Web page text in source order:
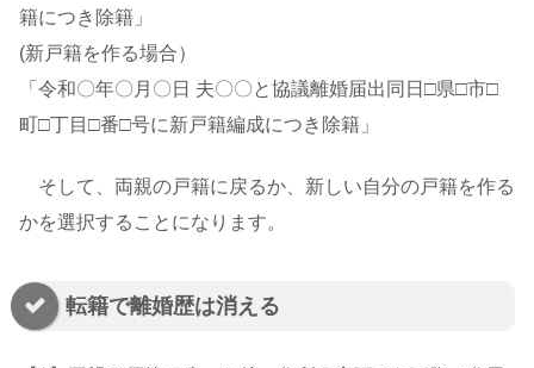
籍につき除籍」
(新戸籍を作る場合）
「令和〇年〇月〇日 夫〇〇と協議離婚届出同日□県□市□
町□丁目□番□号に新戸籍編成につき除籍」
そして、両親の戸籍に戻るか、新しい自分の戸籍を作る
かを選択することになります。
転籍で離婚歴は消える